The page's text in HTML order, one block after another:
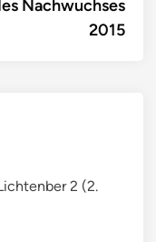
Nachwuchses
2015
2 (2.